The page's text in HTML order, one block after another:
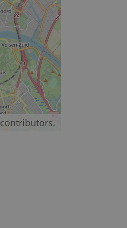
contributors.